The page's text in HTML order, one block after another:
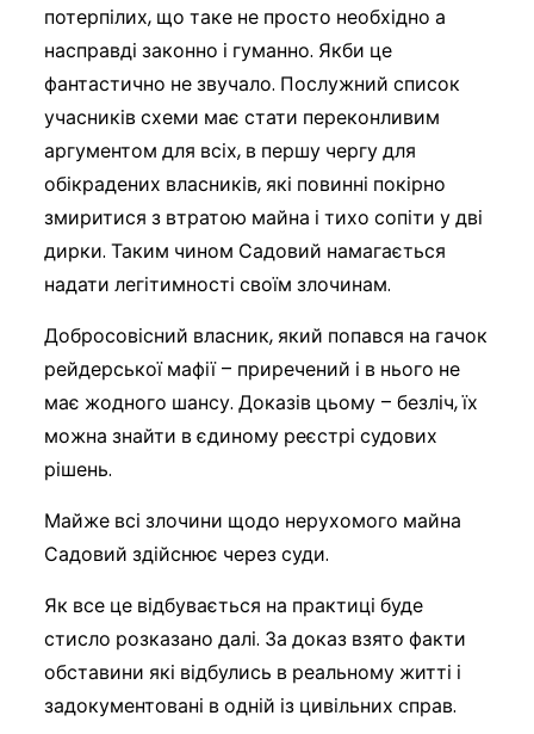
потерпілих, що таке не просто необхідно а
насправді законно і гуманно. Якби це
фантастично не звучало. Послужний список
учасників схеми має стати переконливим
аргументом для всіх, в першу чергу для
обікрадених власників, які повинні покірно
змиритися з втратою майна і тихо сопіти у дві
дирки. Таким чином Садовий намагається
надати легітимності своїм злочинам.
Добросовісний власник, який попався на гачок
рейдерської мафії – приречений і в нього не
має жодного шансу. Доказів цьому – безліч, їх
можна знайти в єдиному реєстрі судових
рішень.
Майже всі злочини щодо нерухомого майна
Садовий здійснює через суди.
Як все це відбувається на практиці буде
стисло розказано далі. За доказ взято факти
обставини які відбулись в реальному житті і
задокументовані в одній із цивільних справ.